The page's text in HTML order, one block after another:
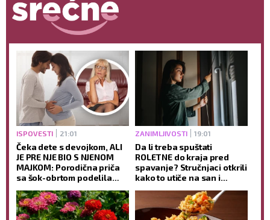
ISPOVESTI 21:01
Čeka dete s devojkom, ALI
JE PRE NJE BIO S NJENOM
MAJKOM: Porodična priča
sa šok-obrtom podelila
ZANIMLJIVOSTI 19:01
Da li treba spuštati
ROLETNE do kraja pred
spavanje? Stručnjaci otkrili
kako to utiče na san i